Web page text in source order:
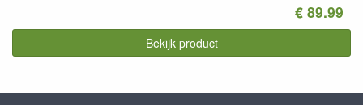
€ 89.99
Bekijk product